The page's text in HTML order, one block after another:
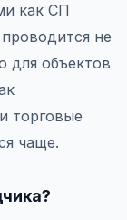
как СП
не
для объектов
торговые
чаще.